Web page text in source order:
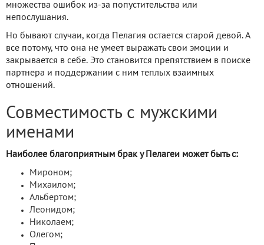
множества ошибок из-за попустительства или
непослушания.
Но бывают случаи, когда Пелагия остается старой девой. А
все потому, что она не умеет выражать свои эмоции и
закрывается в себе. Это становится препятствием в поиске
партнера и поддержании с ним теплых взаимных
отношений.
Совместимость с мужскими
именами
Наиболее благоприятным брак у Пелагеи может быть с:
Мироном;
Михаилом;
Альбертом;
Леонидом;
Николаем;
Олегом;